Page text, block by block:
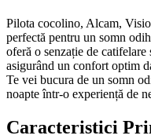
Pilota cocolino, Alcam,
perfectă pentru un somn
oferă o senzație de
asigurând un confort optim
Te vei bucura de un somn
noapte într-o experiență de
Caracteristici